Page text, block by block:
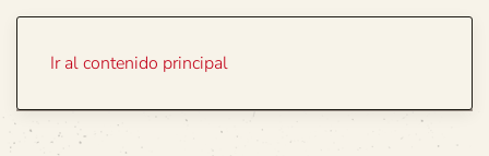
Ir al contenido principal